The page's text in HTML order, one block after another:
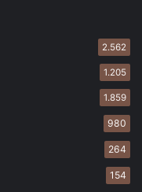
2.562
1.205
1.859
980
264
154